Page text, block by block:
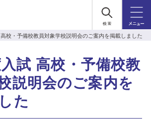
校・予備校教員対象学校説明会のご案内を掲載しました
試 高校・予備校教
説明会のご案内を
た